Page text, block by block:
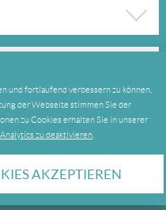
"INDOOR SURFEN
und fortlaufend verbessern zu können,
der Webseite stimmen Sie der
zu Cookies erhalten Sie in unserer
zu deaktivieren
AKZEPTIEREN